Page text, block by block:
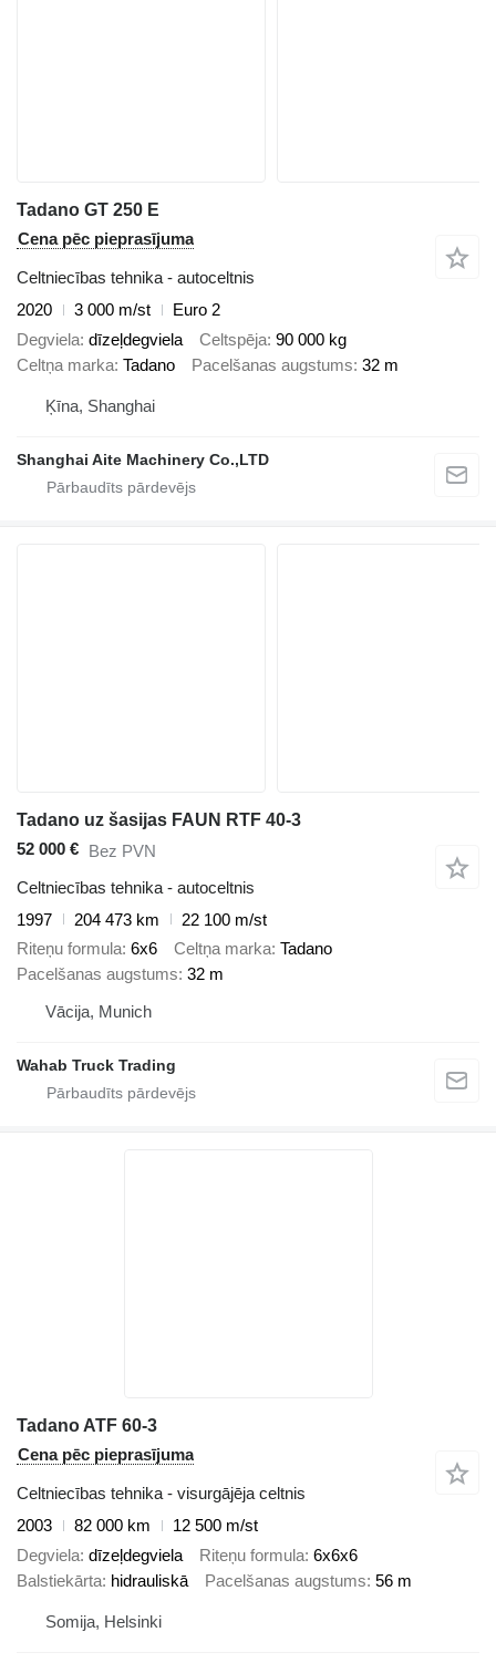
Tadano GT 250 E
Cena pēc pieprasījuma
Celtniecības tehnika - autoceltnis
2020
3 000 m/st
Euro 2
Degviela dīzeļdegviela Celtspēja 90 000 kg
Celtņa marka Tadano Pacelšanas augstums 32 m
Ķīna, Shanghai
Shanghai Aite Machinery Co.,LTD
Tadano uz šasijas FAUN RTF 40-3
52 000 € Bez PVN
Celtniecības tehnika - autoceltnis
1997
204 473 km
22 100 m/st
Riteņu formula 6x6 Celtņa marka Tadano
Pacelšanas augstums 32 m
Vācija, Munich
Wahab Truck Trading
Tadano ATF 60-3
Cena pēc pieprasījuma
Celtniecības tehnika - visurgājēja celtnis
2003
82 000 km
12 500 m/st
Degviela dīzeļdegviela Riteņu formula 6x6x6
Balstiekārta hidrauliskā Pacelšanas augstums 56 m
Somija, Helsinki